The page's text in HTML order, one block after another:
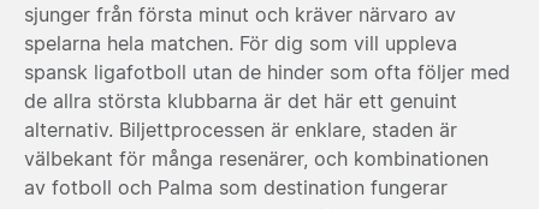
sjunger från första minut och kräver närvaro av
spelarna hela matchen. För dig som vill uppleva
spansk ligafotboll utan de hinder som ofta följer med
de allra största klubbarna är det här ett genuint
alternativ. Biljettprocessen är enklare, staden är
välbekant för många resenärer, och kombinationen
av fotboll och Palma som destination fungerar